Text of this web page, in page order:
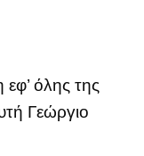
όλης της
Γεώργιο